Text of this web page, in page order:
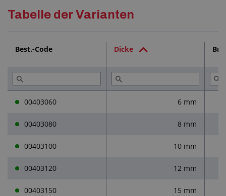
Lesen Sie (2)
Tabelle der Varianten
Best.-Code Dicke
00403060 6 mm
00403080 8 mm
00403100 10 mm
00403120 12 mm
00403150 15 mm